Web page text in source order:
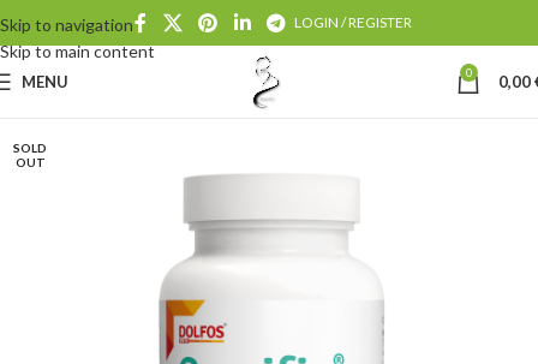
Skip to navigation
Skip to main content
LOGIN / REGISTER
MENU 0 0,00
SOLD
OUT